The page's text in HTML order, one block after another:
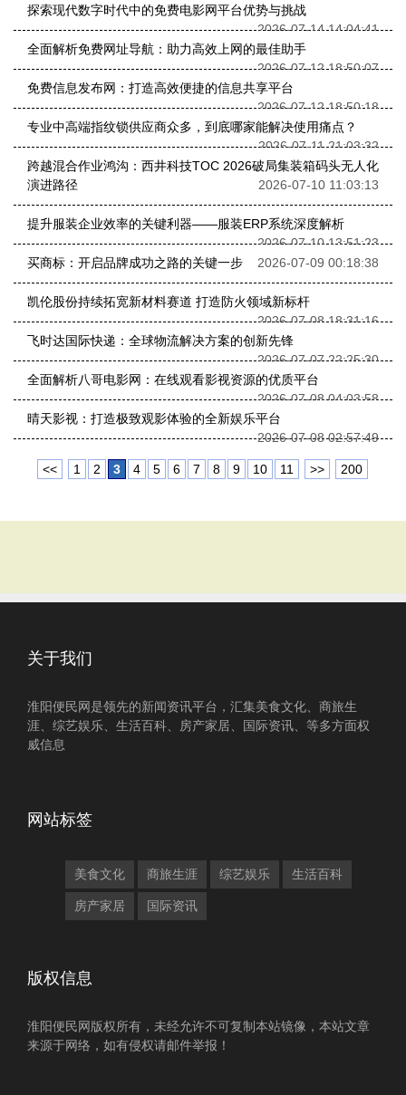
探索现代数字时代中的免费电影网平台优势与挑战
2026-07-14 14:04:41
全面解析免费网址导航：助力高效上网的最佳助手
2026-07-12 18:50:07
免费信息发布网：打造高效便捷的信息共享平台
2026-07-12 18:50:18
专业中高端指纹锁供应商众多，到底哪家能解决使用痛点？
2026-07-11 21:03:32
跨越混合作业鸿沟：西井科技TOC 2026破局集装箱码头无人化
演进路径
2026-07-10 11:03:13
提升服装企业效率的关键利器——服装ERP系统深度解析
2026-07-10 13:51:23
买商标：开启品牌成功之路的关键一步
2026-07-09 00:18:38
凯伦股份持续拓宽新材料赛道 打造防火领域新标杆
2026-07-08 18:31:16
飞时达国际快递：全球物流解决方案的创新先锋
2026-07-07 22:25:30
全面解析八哥电影网：在线观看影视资源的优质平台
2026-07-08 04:03:58
晴天影视：打造极致观影体验的全新娱乐平台
2026-07-08 02:57:49
<< 1 2 3 4 5 6 7 8 9 10 11 >> 200
关于我们
淮阳便民网是领先的新闻资讯平台，汇集美食文化、商旅生
涯、综艺娱乐、生活百科、房产家居、国际资讯、等多方面权
威信息
网站标签
美食文化 商旅生涯 综艺娱乐 生活百科
房产家居 国际资讯
版权信息
淮阳便民网版权所有，未经允许不可复制本站镜像，本站文章
来源于网络，如有侵权请邮件举报！